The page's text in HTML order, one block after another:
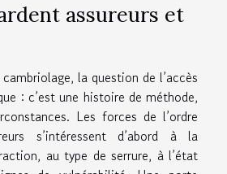
assureurs et
la question de l’accès
: c’est une histoire de méthode,
Les forces de l’ordre
s’intéressent d’abord à la
au type de serrure, à l’état